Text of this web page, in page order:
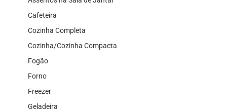
Cafeteira
Cozinha Completa
Cozinha/Cozinha Compacta
Fogão
Forno
Freezer
Geladeira